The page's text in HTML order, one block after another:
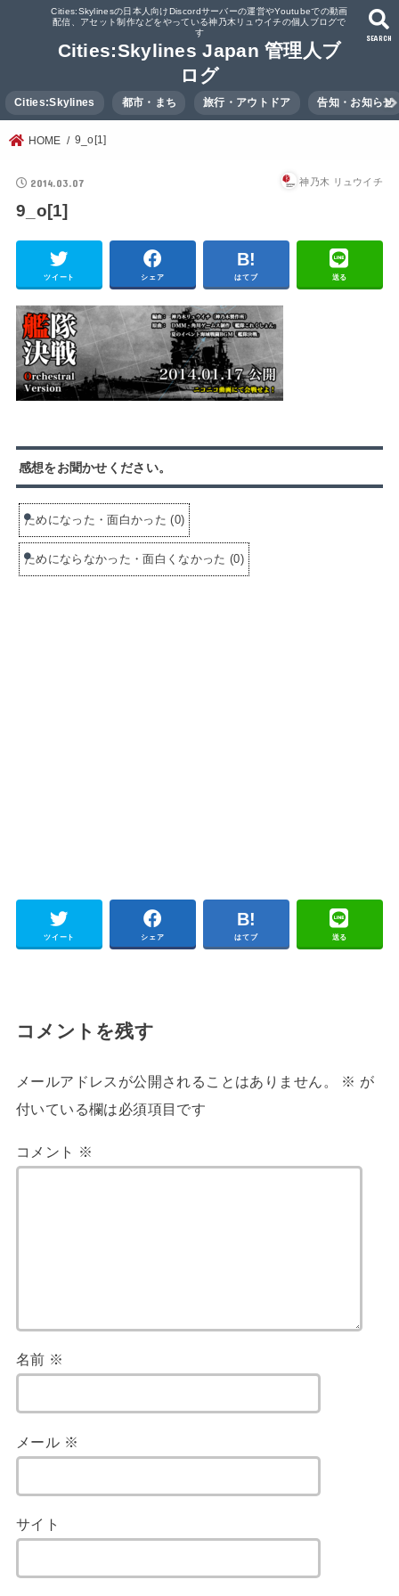
Cities:Skylinesの日本人向けDiscordサーバーの運営やYoutubeでの動画
配信、アセット制作などをやっている神乃木リュウイチの個人ブログで
す
Cities:Skylines Japan 管理人ブ
ログ
SEARCH
Cities:Skylines 都市・まち 旅行・アウトドア 告知・お知らせ
HOME 9_o[1]
2014.03.07 神乃木 リュウイチ
9_o[1]
ツイート シェア はてブ 送る
感想をお聞かせください。
ためになった・面白かった (0)
ためにならなかった・面白くなかった (0)
ツイート シェア はてブ 送る
コメントを残す
メールアドレスが公開されることはありません。 ※ が
付いている欄は必須項目です
コメント ※
名前 ※
メール ※
サイト